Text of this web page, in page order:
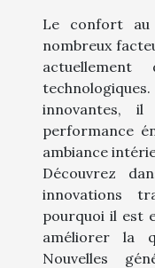
Le confort au
nombreux
actuellement
innovantes, il
performance
ambiance
Découvrez
innovations
pourquoi il est
améliorer la
Nouvelles